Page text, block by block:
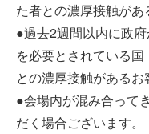
た者との濃厚接触があ
●過去2週間以内に政
を必要とされている
との濃厚接触があるお
●会場内が混み合って
だく場合ございます。